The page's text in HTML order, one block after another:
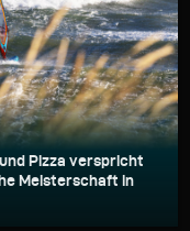
Pizza verspricht
Meisterschaft in